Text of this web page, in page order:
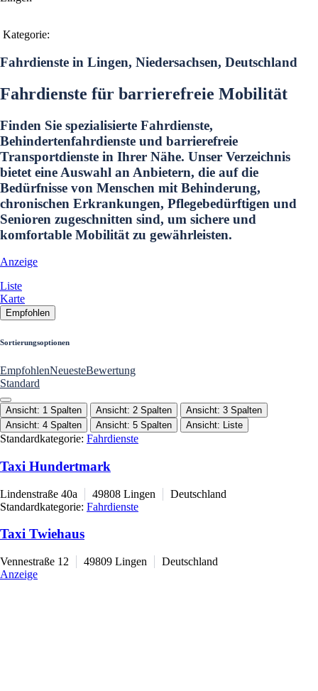
Kategorie:
Fahrdienste in Lingen, Niedersachsen, Deutschland
Fahrdienste für barrierefreie Mobilität
Finden Sie spezialisierte Fahrdienste,
Behindertenfahrdienste und barrierefreie
Transportdienste in Ihrer Nähe. Unser Verzeichnis
bietet eine Auswahl an Anbietern, die auf die
Bedürfnisse von Menschen mit Behinderung,
chronischen Erkrankungen, Pflegebedürftigen und
Senioren zugeschnitten sind, um sichere und
komfortable Mobilität zu gewährleisten.
Anzeige
Liste
Karte
Empfohlen
Sortierungsoptionen
EmpfohlenNeuesteBewertung
Standard
Ansicht: 1 Spalten Ansicht: 2 Spalten
Ansicht: 3 Spalten
Ansicht: 4 Spalten
Ansicht: 5 Spalten Ansicht: Liste
Standardkategorie: Fahrdienste
Taxi Hundertmark
Lindenstraße 40a 49808 Lingen
Deutschland
Standardkategorie: Fahrdienste
Taxi Twiehaus
Vennestraße 12 49809 Lingen
Deutschland
Anzeige